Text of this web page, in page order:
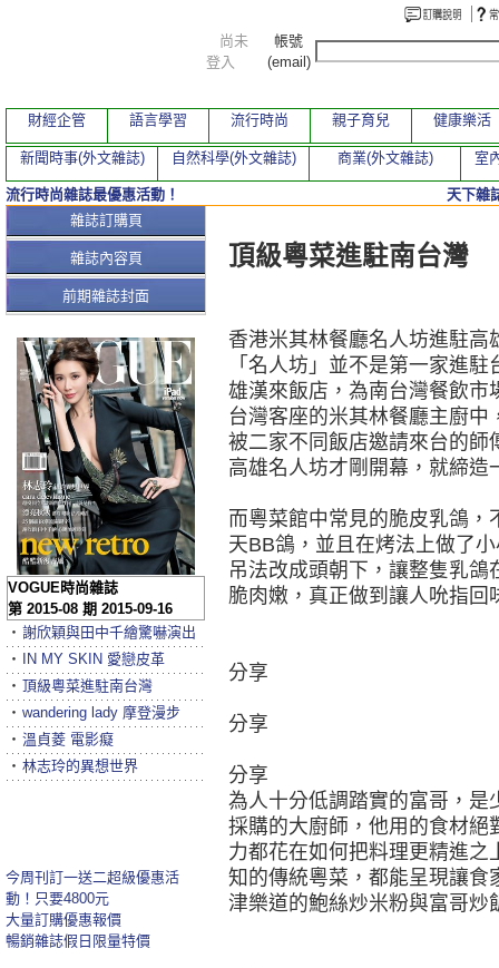
本期文章
頂級粵菜進駐南台灣
香港米其林餐廳名人坊進駐
「名人坊」並不是第一家進
雄漢來飯店，為南台灣餐飲市
台灣客座的米其林餐廳主廚
被二家不同飯店邀請來台的師
高雄名人坊才剛開幕，就締造
而粵菜館中常見的脆皮乳鴿
天BB鴿，並且在烤法上做了
吊法改成頭朝下，讓整隻乳
脆肉嫩，真正做到讓人吮指回
分享
分享
分享
為人十分低調踏實的富哥，是
採購的大廚師，他用的食材絕
力都花在如何把料理更精進
知的傳統粵菜，都能呈現讓食
津樂道的鮑絲炒米粉與富哥炒
雜誌訂購頁
雜誌內容頁
前期雜誌封面
VOGUE時尚雜誌
第 2015-08 期 2015-09-16
‧ 謝欣穎與田中千繪驚嚇演出
‧
IN MY SKIN 愛戀皮革
‧ 頂級粵菜進駐南台灣
‧ wandering lady 摩登漫步
‧ 溫貞菱 電影癡
‧ 林志玲的異想世界
今周刊訂一送二超級優惠活
動！只要4800元
大量訂購優惠報價
暢銷雜誌假日限量特價
尚未
登入
帳號
(email)
財經企管 語言學習 流行時尚 親子育兒 健康樂活
新聞時事(外文雜誌) 自然科學(外文雜誌) 商業(外文雜誌) 室
流行時尚雜誌最優惠活動！ 天下雜